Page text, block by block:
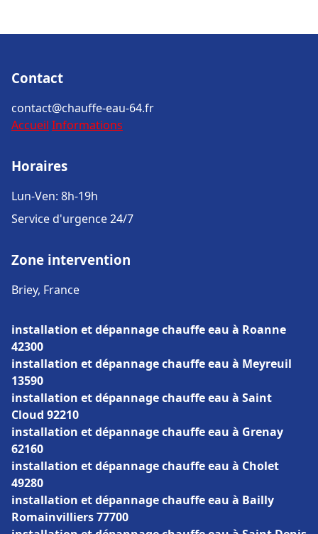
Contact
contact@chauffe-eau-64.fr
Accueil Informations
Horaires
Lun-Ven: 8h-19h
Service d'urgence 24/7
Zone intervention
Briey, France
installation et dépannage chauffe eau à Roanne
42300
installation et dépannage chauffe eau à Meyreuil
13590
installation et dépannage chauffe eau à Saint
Cloud 92210
installation et dépannage chauffe eau à Grenay
62160
installation et dépannage chauffe eau à Cholet
49280
installation et dépannage chauffe eau à Bailly
Romainvilliers 77700